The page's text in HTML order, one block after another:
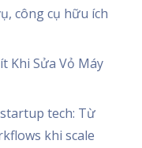
công cụ hữu ích
Khi Sửa Vỏ Máy
tech: Từ
khi scale